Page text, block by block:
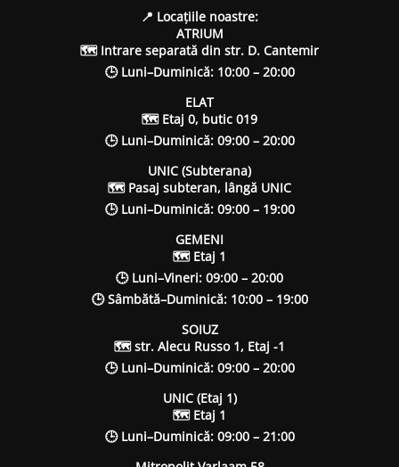
📍 Locațiile noastre:
ATRIUM
🗺 Intrare separată din str. D. Cantemir
🕒 Luni–Duminică: 10:00 – 20:00
ELAT
🗺 Etaj 0, butic 019
🕒 Luni–Duminică: 09:00 – 20:00
UNIC (Subterana)
🗺 Pasaj subteran, lângă UNIC
🕒 Luni–Duminică: 09:00 – 19:00
GEMENI
🗺 Etaj 1
🕒 Luni–Vineri: 09:00 – 20:00
🕒 Sâmbătă–Duminică: 10:00 – 19:00
SOIUZ
🗺 str. Alecu Russo 1, Etaj -1
🕒 Luni–Duminică: 09:00 – 20:00
UNIC (Etaj 1)
🗺 Etaj 1
🕒 Luni–Duminică: 09:00 – 21:00